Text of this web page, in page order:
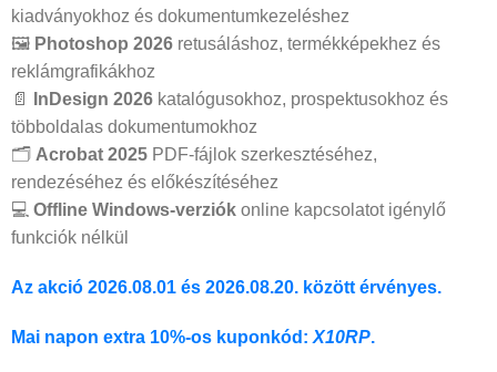
kiadványokhoz és dokumentumkezeléshez
🖼️ Photoshop 2026 retusáláshoz, termékképekhez és
reklámgrafikákhoz
📄
InDesign 2026 katalógusokhoz, prospektusokhoz és
többoldalas dokumentumokhoz
🗂️ Acrobat 2025 PDF-fájlok szerkesztéséhez,
rendezéséhez és előkészítéséhez
💻 Offline Windows-verziók online kapcsolatot igénylő
funkciók nélkül
Az akció 2026.08.01 és 2026.08.20. között érvényes.
Mai napon extra 10%-os kuponkód: X10RP.